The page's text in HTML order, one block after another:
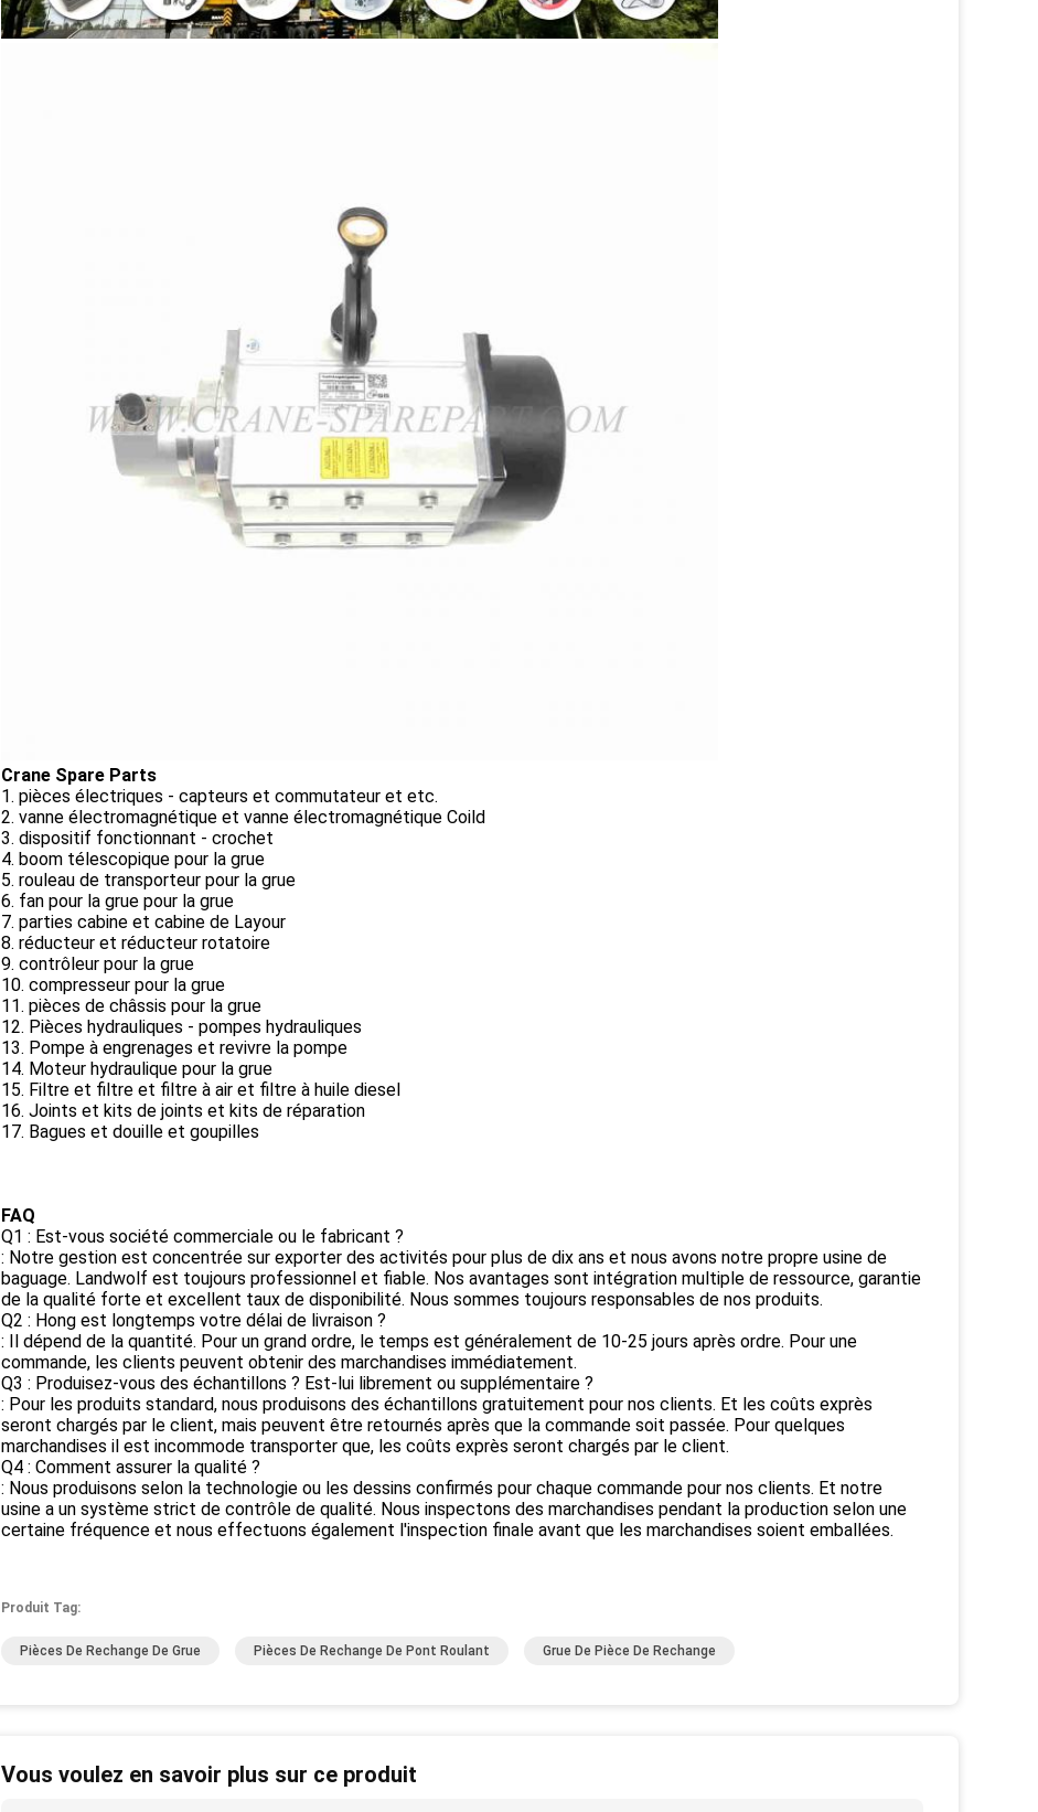
Crane Spare Parts
1. pièces électriques - capteurs et commutateur et etc.
2. vanne électromagnétique et vanne électromagnétique Coild
3. dispositif fonctionnant - crochet
4. boom télescopique pour la grue
5. rouleau de transporteur pour la grue
6. fan pour la grue pour la grue
7. parties cabine et cabine de Layour
8. réducteur et réducteur rotatoire
9. contrôleur pour la grue
10. compresseur pour la grue
11. pièces de châssis pour la grue
12. Pièces hydrauliques - pompes hydrauliques
13. Pompe à engrenages et revivre la pompe
14. Moteur hydraulique pour la grue
15. Filtre et filtre et filtre à air et filtre à huile diesel
16. Joints et kits de joints et kits de réparation
17. Bagues et douille et goupilles
FAQ
Q1 : Est-vous société commerciale ou le fabricant ?
: Notre gestion est concentrée sur exporter des activités pour plus de dix ans et nous avons notre propre usine de
baguage. Landwolf est toujours professionnel et fiable. Nos avantages sont intégration multiple de ressource, garantie
de la qualité forte et excellent taux de disponibilité. Nous sommes toujours responsables de nos produits.
Q2 : Hong est longtemps votre délai de livraison ?
: Il dépend de la quantité. Pour un grand ordre, le temps est généralement de 10-25 jours après ordre. Pour une
commande, les clients peuvent obtenir des marchandises immédiatement.
Q3 : Produisez-vous des échantillons ? Est-lui librement ou supplémentaire ?
: Pour les produits standard, nous produisons des échantillons gratuitement pour nos clients. Et les coûts exprès
seront chargés par le client, mais peuvent être retournés après que la commande soit passée. Pour quelques
marchandises il est incommode transporter que, les coûts exprès seront chargés par le client.
Q4 : Comment assurer la qualité ?
: Nous produisons selon la technologie ou les dessins confirmés pour chaque commande pour nos clients. Et notre
usine a un système strict de contrôle de qualité. Nous inspectons des marchandises pendant la production selon une
certaine fréquence et nous effectuons également l'inspection finale avant que les marchandises soient emballées.
Produit Tag:
Pièces De Rechange De Grue Pièces De Rechange De Pont Roulant Grue De Pièce De Rechange
Vous voulez en savoir plus sur ce produit